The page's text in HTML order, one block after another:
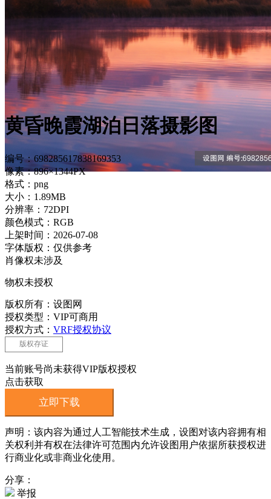
黄昏晚霞湖泊日落摄影图
编号：698285617838169353
像素：896×1344PX
格式：png
大小：1.89MB
分辨率：72DPI
颜色模式：RGB
上架时间：2026-07-08
字体版权：仅供参考
肖像权未涉及
物权未授权
版权所有：设图网
授权类型：VIP可商用
授权方式： VRF授权协议
版权存证
当前账号尚未获得VIP版权授权
点击获取
立即下载
声明：该内容为通过人工智能技术生成，设图对该内容拥有相
关权利并有权在法律许可范围内允许设图用户依据所获授权进
行商业化或非商业化使用。
分享：
举报